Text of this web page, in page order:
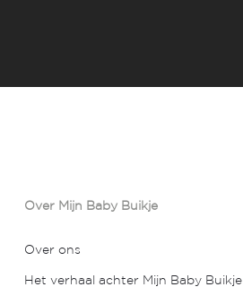
Over Mijn Baby Buikje
Over ons
Het verhaal achter Mijn Baby Buikje